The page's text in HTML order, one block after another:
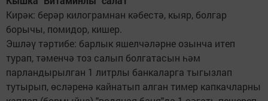
Кирәк: берәр килограмнан кәбестә, кыяр, болгар
борычы, помидор, кишер.
Эшләү тәртибе: барлык яшелчәләрне озынча итеп
турап, тәменчә тоз салып болгатасын һәм
парландырылган 1 литрлы банкаларга тыгызлап
тутырып, өсләренә кайнатып алган тимер капкачларны